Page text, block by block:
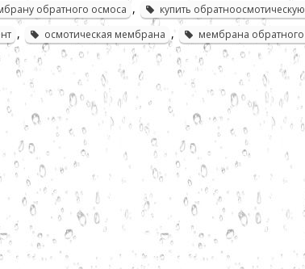
обратного осмоса , купить
, осмотическая мембрана , мембрана